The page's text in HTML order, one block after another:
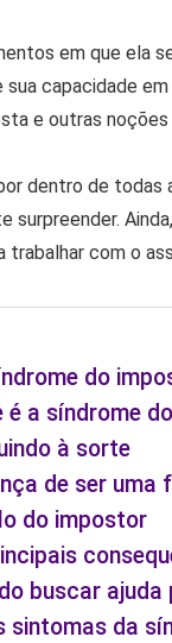
em que ela
sua capacidade
e outras
dentro de
surpreender.
trabalhar com o
do
é a síndrome
à sorte
de ser uma
do impostor
buscar ajuda
sintomas da